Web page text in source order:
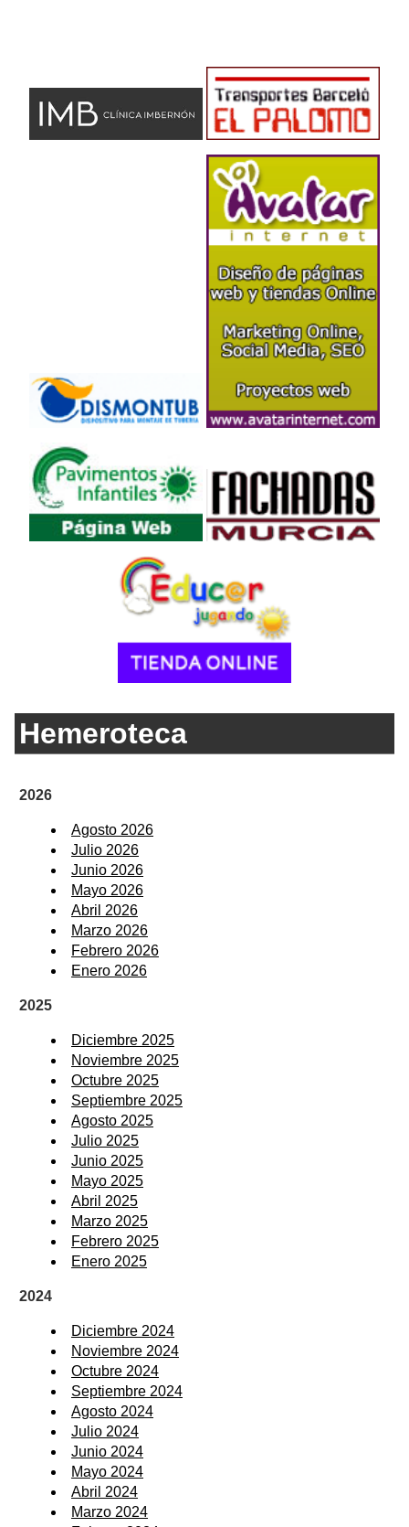
Hemeroteca
2026
Agosto 2026
Julio 2026
Junio 2026
Mayo 2026
Abril 2026
Marzo 2026
Febrero 2026
Enero 2026
2025
Diciembre 2025
Noviembre 2025
Octubre 2025
Septiembre 2025
Agosto 2025
Julio 2025
Junio 2025
Mayo 2025
Abril 2025
Marzo 2025
Febrero 2025
Enero 2025
2024
Diciembre 2024
Noviembre 2024
Octubre 2024
Septiembre 2024
Agosto 2024
Julio 2024
Junio 2024
Mayo 2024
Abril 2024
Marzo 2024